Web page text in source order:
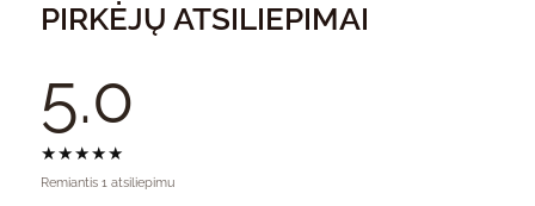
PIRKĖJŲ ATSILIEPIMAI
5.0
★★★★★
Remiantis 1 atsiliepimu